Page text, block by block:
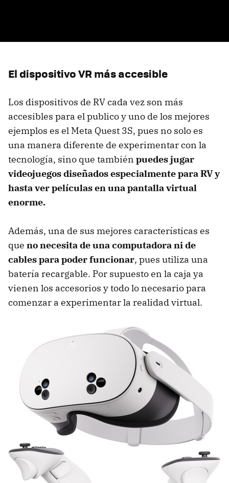
El dispositivo VR más accesible
Los dispositivos de RV cada vez son más
accesibles para el publico y uno de los mejores
ejemplos es el Meta Quest 3S, pues no solo es
una manera diferente de experimentar con la
tecnología, sino que también puedes jugar
videojuegos diseñados especialmente para RV y
hasta ver películas en una pantalla virtual
enorme.
Además, una de sus mejores características es
que no necesita de una computadora ni de
cables para poder funcionar, pues utiliza una
batería recargable. Por supuesto en la caja ya
vienen los accesorios y todo lo necesario para
comenzar a experimentar la realidad virtual.